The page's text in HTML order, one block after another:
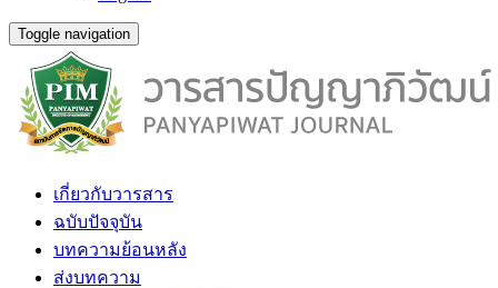
Toggle navigation
เกี่ยวกับวารสาร
ฉบับปัจจุบัน
บทความย้อนหลัง
ส่งบทความ